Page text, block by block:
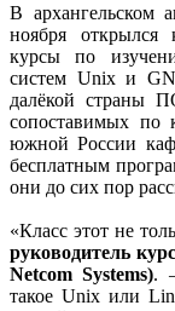
В архангельском
ноября открылся
курсы по
систем Unix и
далёкой страны
сопоставимых по
южной России
бесплатным
они до сих пор
«Класс этот не
руководитель
Netcom Systems).
такое Unix или